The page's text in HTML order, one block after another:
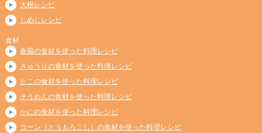
大根レシピ
しめじレシピ
食材
春菊の食材を使った料理レシピ
きゅうりの食材を使った料理レシピ
たこの食材を使った料理レシピ
そうめんの食材を使った料理レシピ
かにの食材を使った料理レシピ
コーン（とうもろこし）の食材を使った料理レシピ